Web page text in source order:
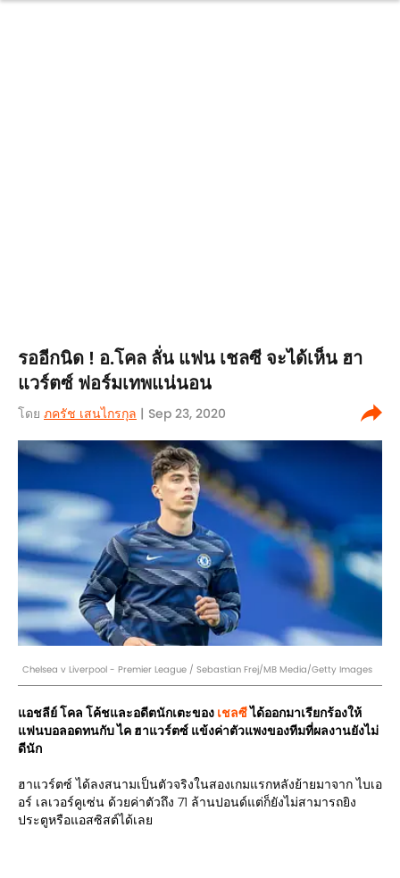
รออีกนิด ! อ.โคล ลั่น แฟน เชลซี จะได้เห็น ฮา
แวร์ตซ์ ฟอร์มเทพแน่นอน
โดย ภครัช เสนไกรกุล | Sep 23, 2020
Chelsea v Liverpool - Premier League / Sebastian Frej/MB Media/Getty Images
แอชลีย์ โคล โค้ชและอดีตนักเตะของ เชลซีได้ออกมาเรียกร้องให้
แฟนบอลอดทนกับ ไค ฮาแวร์ตซ์ แข้งค่าตัวแพงของทีมที่ผลงานยังไม่
ดีนัก
ฮาแวร์ตซ์ ได้ลงสนามเป็นตัวจริงในสองเกมแรกหลังย้ายมาจาก ไบเอ
อร์ เลเวอร์คูเซ่น ด้วยค่าตัวถึง 71 ล้านปอนด์แต่ก็ยังไม่สามารถยิง
ประตูหรือแอสซิสต์ได้เลย